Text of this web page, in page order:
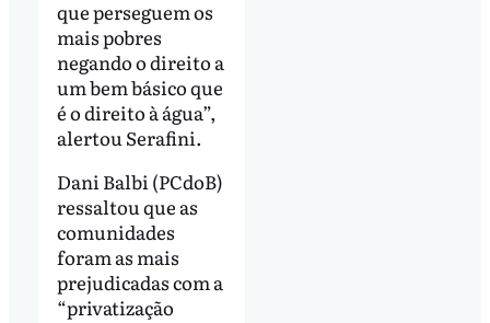
que perseguem os
mais pobres
negando o direito a
um bem básico que
é o direito à água”,
alertou Serafini.
Dani Balbi (PCdoB)
ressaltou que as
comunidades
foram as mais
prejudicadas com a
“privatização